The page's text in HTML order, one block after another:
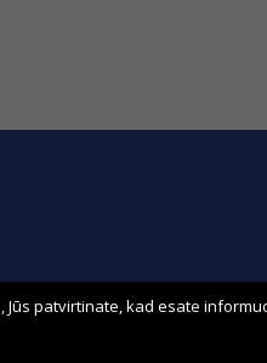
Jūs patvirtinate, kad esate